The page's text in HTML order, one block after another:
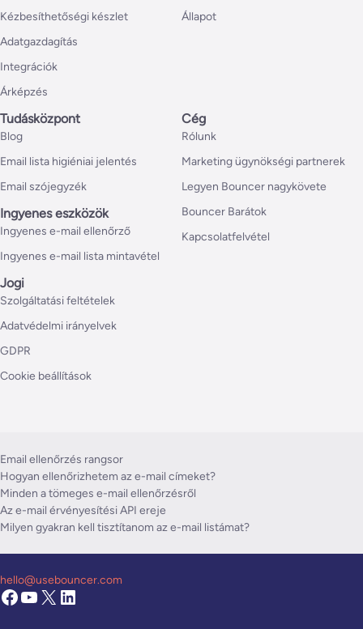
Kézbesíthetőségi készlet
Adatgazdagítás
Integrációk
Árképzés
Állapot
Tudásközpont
Blog
Email lista higiéniai jelentés
Email szójegyzék
Ingyenes eszközök
Ingyenes e-mail ellenőrző
Ingyenes e-mail lista mintavétel
Cég
Rólunk
Marketing ügynökségi partnerek
Legyen Bouncer nagykövete
Bouncer Barátok
Kapcsolatfelvétel
Jogi
Szolgáltatási feltételek
Adatvédelmi irányelvek
GDPR
Cookie beállítások
Email ellenőrzés rangsor
Hogyan ellenőrizhetem az e-mail címeket?
Minden a tömeges e-mail ellenőrzésről
Az e-mail érvényesítési API ereje
Milyen gyakran kell tisztítanom az e-mail listámat?
hello@usebouncer.com